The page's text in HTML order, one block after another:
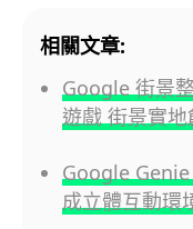
相關文章:
Google 街景
遊戲 街景實
Google
成立體互動環